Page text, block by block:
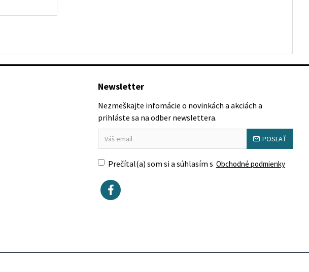
Newsletter
Nezmeškajte infomácie o novinkách a akciách a
prihláste sa na odber newslettera.
POSLAŤ
Prečítal(a) som si a súhlasím s Obchodné podmienky